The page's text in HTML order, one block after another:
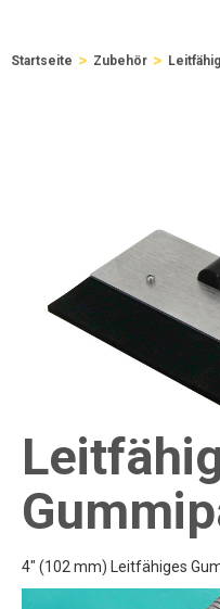
Startseite > Zubehör >
4" (102 mm) Leitfähiges